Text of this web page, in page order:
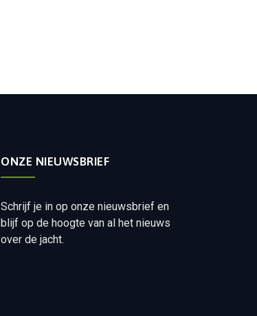
ONZE NIEUWSBRIEF
Schrijf je in op onze nieuwsbrief en
blijf op de hoogte van al het nieuws
over de jacht.